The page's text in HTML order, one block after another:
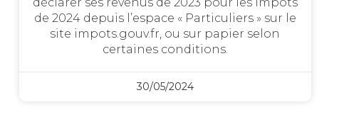
de 2024 depuis l’espace « Particuliers » sur le
site impots.gouv.fr, ou sur papier selon
certaines conditions.
30/05/2024